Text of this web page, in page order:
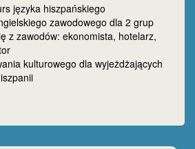
języka hiszpańskiego
zawodowego dla 2 grup
z zawodów: ekonomista, hotelarz,
kulturowego dla wyjeżdżających